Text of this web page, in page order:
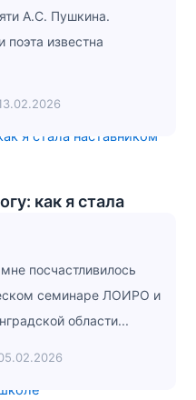
А.С. Пушкина.
поэта известна
я стала наставником
как я стала
посчастливилось
семинаре ЛОИРО и
области...